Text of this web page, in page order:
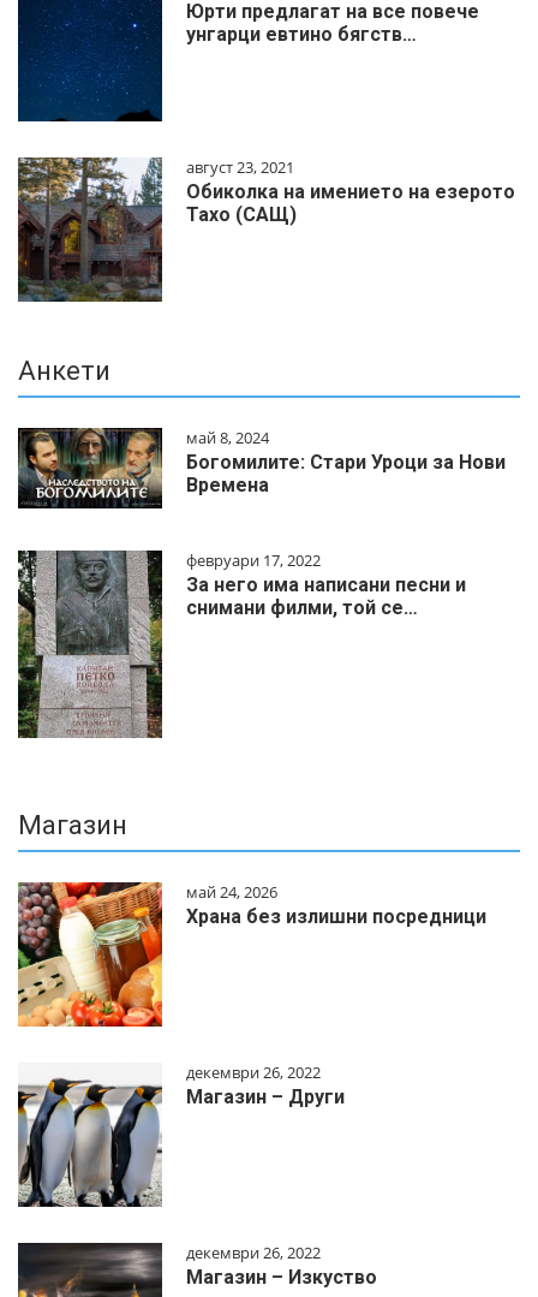
Юрти предлагат на все повече
унгарци евтино бягств…
август 23, 2021
Обиколка на имението на езерото
Тахо (САЩ)
Анкети
май 8, 2024
Богомилите: Стари Уроци за Нови
Времена
февруари 17, 2022
За него има написани песни и
снимани филми, той се…
Магазин
май 24, 2026
Храна без излишни посредници
декември 26, 2022
Магазин – Други
декември 26, 2022
Магазин – Изкуство